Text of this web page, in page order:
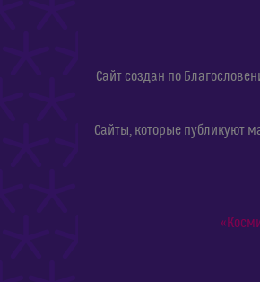
Сайт создан по
Сайты, которые публикуют